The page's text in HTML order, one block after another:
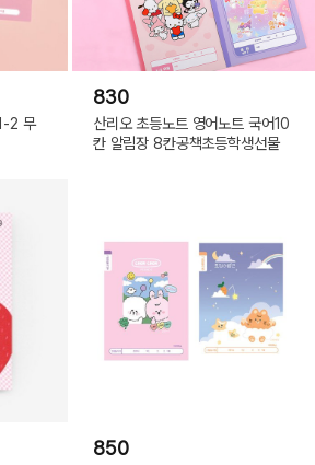
2 무
830
산리오 초등노트 영어노트 국어10
칸 알림장 8칸공책초등학생선물
850